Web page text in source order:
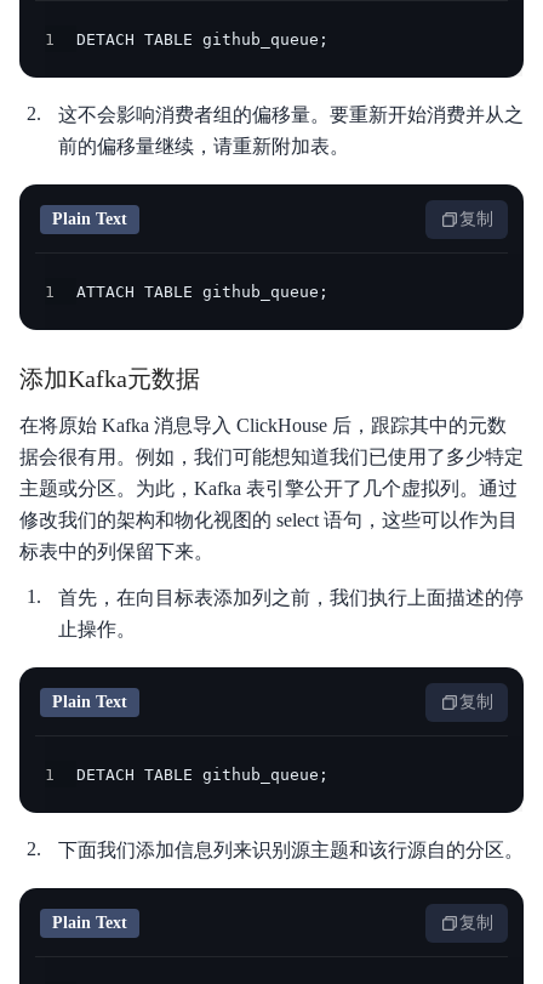
1 DETACH TABLE github_queue;
这不会影响消费者组的偏移量。要重新开始消费并从之
前的偏移量继续，请重新附加表。
Plain Text 复制
1 ATTACH TABLE github_queue;
添加Kafka元数据
在将原始 Kafka 消息导入 ClickHouse 后，跟踪其中的元数
据会很有用。例如，我们可能想知道我们已使用了多少特定
主题或分区。为此，Kafka 表引擎公开了几个虚拟列。通过
修改我们的架构和物化视图的 select 语句，这些可以作为目
标表中的列保留下来。
首先，在向目标表添加列之前，我们执行上面描述的停
止操作。
Plain Text 复制
1 DETACH TABLE github_queue;
下面我们添加信息列来识别源主题和该行源自的分区。
Plain Text 复制